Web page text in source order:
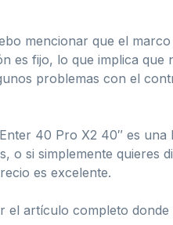
mencionar que el
es fijo, lo que implica
problemas con el
40 Pro X2 40″ es
si simplemente quieres
es excelente.
artículo completo